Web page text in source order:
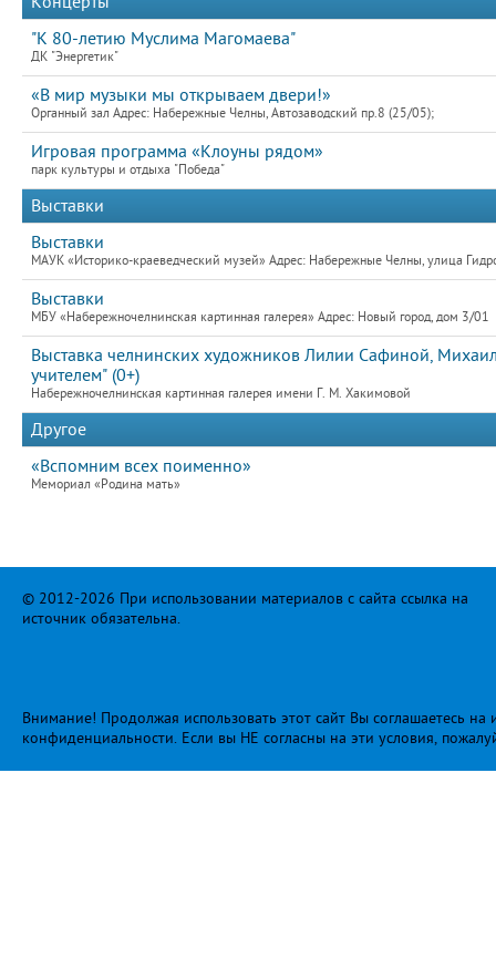
"К 80-летию Муслима Магомаева"
ДК "Энергетик"
«В мир музыки мы открываем двери!»
Органный зал Адрес: Набережные Челны, Автозаводский пр.8 (25/05);
Игровая программа «Клоуны рядом»
парк культуры и отдыха "Победа"
Выставки
Выставки
МАУК «Историко-краеведческий музей» Адрес: Набережные Челны, улица
Выставки
МБУ «Набережночелнинская картинная галерея» Адрес: Новый город, дом 3/01
Выставка челнинских художников Лилии Сафиной,
учителем" (0+)
Набережночелнинская картинная галерея имени Г. М. Хакимовой
Другое
«Вспомним всех поименно»
Мемориал «Родина мать»
© 2012-2026 При использовании материалов с сайта ссылка на
источник обязательна.
Внимание! Продолжая использовать этот сайт Вы соглашаетесь
конфиденциальности. Если вы НЕ согласны на эти условия,